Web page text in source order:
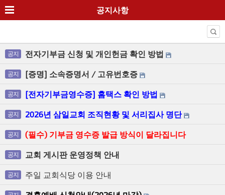
공지사항
공지 전자기부금 신청 및 개인헌금 확인 방법
공지 [증명] 소속증명서 / 고유번호증
공지 [전자기부금영수증] 홈택스 확인 방법
공지 2026년 삼일교회 조직현황 및 서리집사 명단
공지 (필수) 기부금 영수증 발급 방식이 달라집니다
공지 교회 게시판 운영정책 안내
공지 주일 교회식당 이용 안내